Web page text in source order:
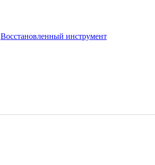
Восстановленный инструмент